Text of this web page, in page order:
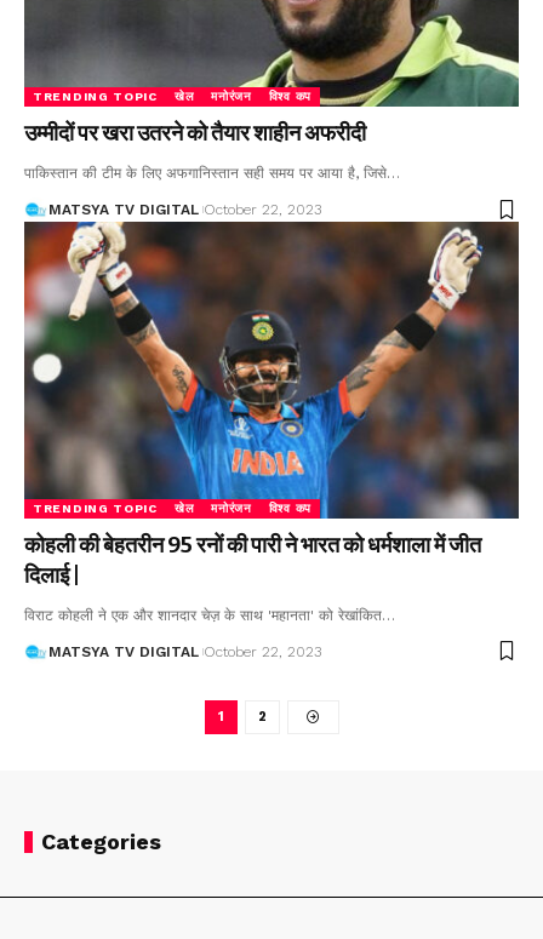
TRENDING TOPIC खेल मनोरंजन विश्व कप
उम्मीदों पर खरा उतरने को तैयार शाहीन अफरीदी
पाकिस्तान की टीम के लिए अफगानिस्तान सही समय पर आया है, जिसे…
MATSYA TV DIGITAL October 22, 2023
TRENDING TOPIC खेल मनोरंजन विश्व कप
कोहली की बेहतरीन 95 रनों की पारी ने भारत को धर्मशाला में जीत
दिलाई |
विराट कोहली ने एक और शानदार चेज़ के साथ 'महानता' को रेखांकित…
MATSYA TV DIGITAL October 22, 2023
1 2
Categories